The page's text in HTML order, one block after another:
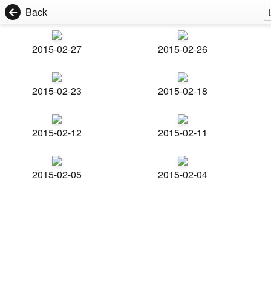
Back
2015-02-27 2015-02-26
2015-02-23 2015-02-18
2015-02-12 2015-02-11
2015-02-05 2015-02-04